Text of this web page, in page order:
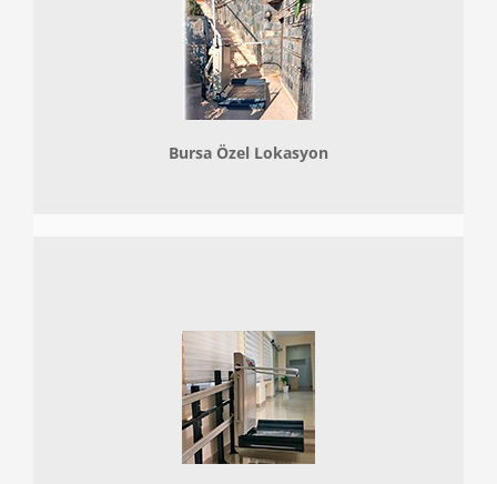
Bursa Özel Lokasyon